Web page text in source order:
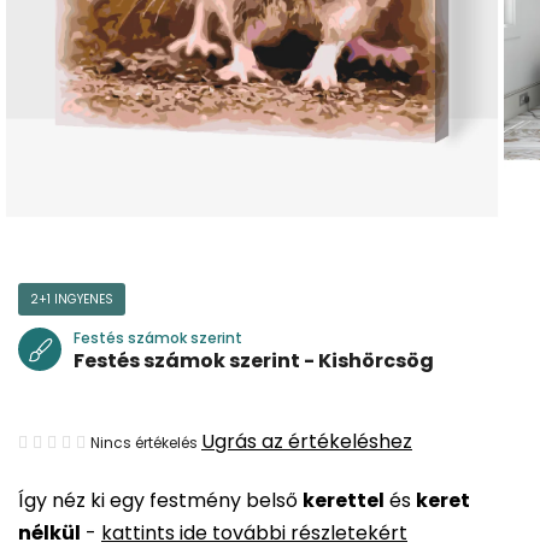
Így néz ki egy festmény belső kerettel és keret
nélkül - kattints ide további részletekért
2+1 INGYENES
Festés számok szerint
Festés számok szerint - Kishörcsög
A
átlagos
értékelése
Nincs értékelés Ugrás az értékeléshez